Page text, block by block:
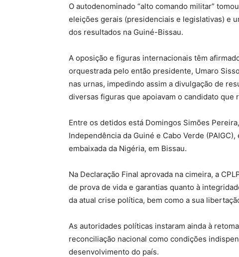
O autodenominado “alto comando militar”
eleições gerais (presidenciais e legislativas) e
dos resultados na Guiné-Bissau.
A oposição e figuras internacionais têm
orquestrada pelo então presidente, Umaro
nas urnas, impedindo assim a divulgação de
diversas figuras que apoiavam o candidato que
Entre os detidos está Domingos Simões
Independência da Guiné e Cabo Verde
embaixada da Nigéria, em Bissau.
Na Declaração Final aprovada na cimeira, a
de prova de vida e garantias quanto à
da atual crise política, bem como a sua
As autoridades políticas instaram ainda à
reconciliação nacional como condições
desenvolvimento do país.